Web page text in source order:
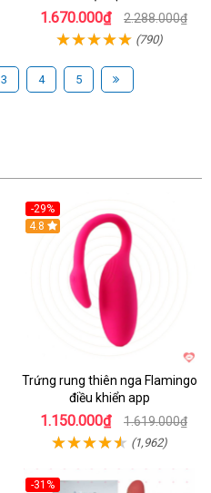
1.670.000₫ 2.288.000₫
(790)
3 4 5
-29%
Hot
4.8
Trứng rung thiên nga Flamingo
điều khiển app
1.150.000₫ 1.619.000₫
(1,962)
-31%